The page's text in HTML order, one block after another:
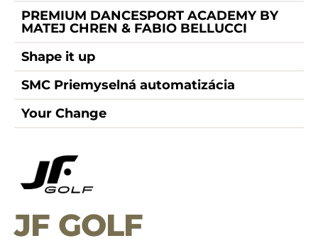
PREMIUM DANCESPORT ACADEMY BY
MATEJ CHREN & FABIO BELLUCCI
Shape it up
SMC Priemyselná automatizácia
Your Change
JF GOLF